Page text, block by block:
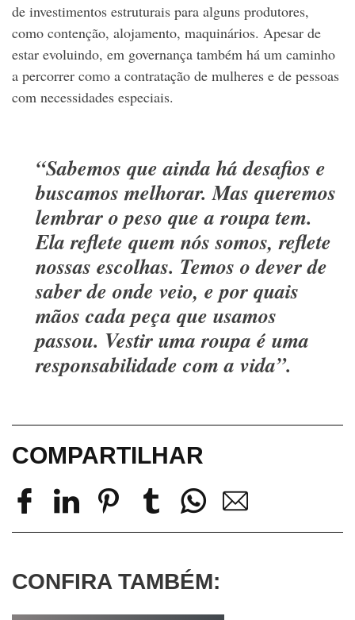
de investimentos estruturais para alguns produtores,
como contenção, alojamento, maquinários. Apesar de
estar evoluindo, em governança também há um caminho
a percorrer como a contratação de mulheres e de pessoas
com necessidades especiais.
“Sabemos que ainda há desafios e
buscamos melhorar. Mas queremos
lembrar o peso que a roupa tem.
Ela reflete quem nós somos, reflete
nossas escolhas. Temos o dever de
saber de onde veio, e por quais
mãos cada peça que usamos
passou. Vestir uma roupa é uma
responsabilidade com a vida”.
COMPARTILHAR
CONFIRA TAMBÉM: